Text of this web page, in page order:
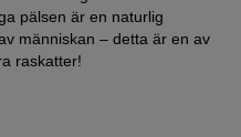
pälsen är en naturlig
människan – detta är en av
raskatter!